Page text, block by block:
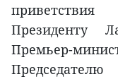
приветствия
Президенту
Премьер-